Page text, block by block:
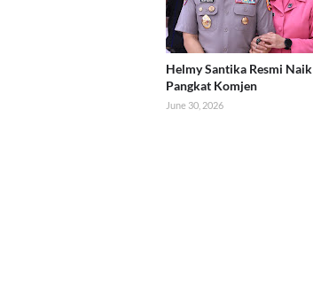
Helmy Santika Resmi Naik
Pangkat Komjen
June 30, 2026